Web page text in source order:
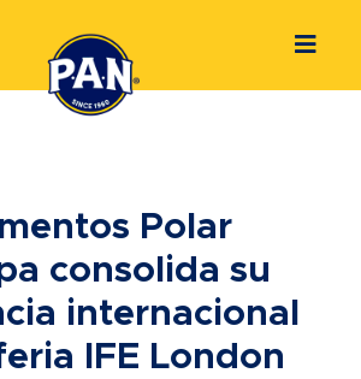
Polar
consolida su
internacional
IFE London